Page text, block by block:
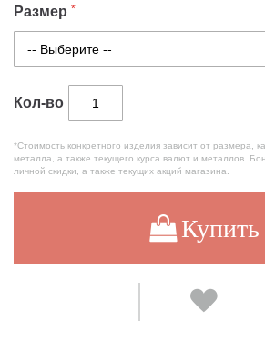
Размер
Кол-во
*Стоимость конкретного изделия зависит от размера,
металла, а также текущего курса валют и металлов.
личной скидки, а также текущих акций магазина.
Купить